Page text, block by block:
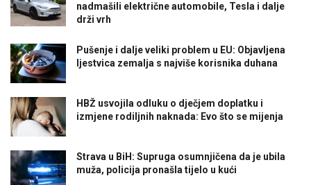
nadmašili električne automobile, Tesla i dalje
drži vrh
Pušenje i dalje veliki problem u EU: Objavljena
ljestvica zemalja s najviše korisnika duhana
HBŽ usvojila odluku o dječjem doplatku i
izmjene rodiljnih naknada: Evo što se mijenja
Strava u BiH: Supruga osumnjičena da je ubila
muža, policija pronašla tijelo u kući